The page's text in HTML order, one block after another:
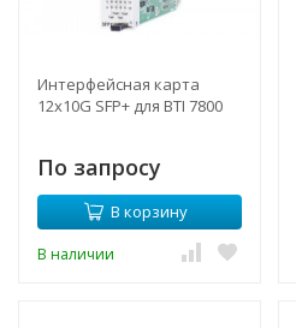
Интерфейсная карта
12x10G SFP+ для BTI 7800
По запросу
В корзину
В наличии